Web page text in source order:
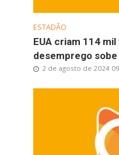
ESTADÃO
EUA criam 114
desemprego sobe
2 de agosto de 2024